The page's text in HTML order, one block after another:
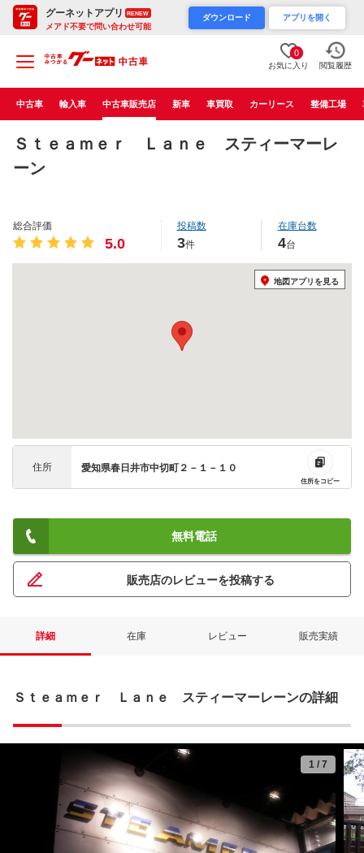
グーネットアプリ RENEW
メアド不要で問い合わせ可能
ダウンロード アプリを開く
0
お気に入り 閲覧履歴
中古車 輸入車 中古車販売店 新車 車買取 カーリース 整備工場
Ｓｔｅａｍｅｒ Ｌａｎｅ スティーマーレ
ーン
総合評価
5.0
投稿数
3件
在庫台数
4台
地図アプリを見る
住所 愛知県春日井市中切町２－１－１０
住所をコピー
無料電話
販売店のレビューを投稿する
詳細 在庫 レビュー 販売実績
Ｓｔｅａｍｅｒ Ｌａｎｅ スティーマーレーンの詳細
1 / 7